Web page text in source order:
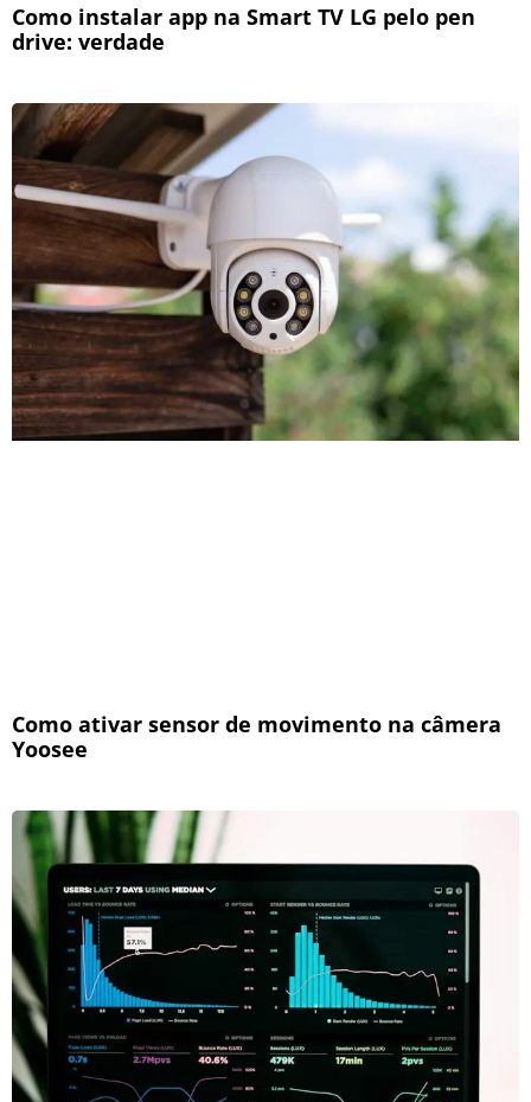
Como instalar app na Smart TV LG pelo pen
drive: verdade
Como ativar sensor de movimento na câmera
Yoosee